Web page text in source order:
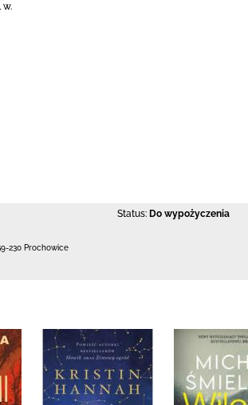
w.
Status: Do wypożyczenia
230 Prochowice